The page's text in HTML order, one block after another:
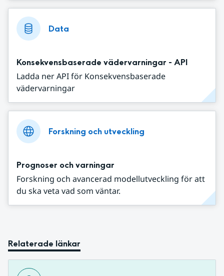
Data
Konsekvensbaserade vädervarningar - API
Ladda ner API för Konsekvensbaserade
vädervarningar
Forskning och utveckling
Prognoser och varningar
Forskning och avancerad modellutveckling för att
du ska veta vad som väntar.
Relaterade länkar